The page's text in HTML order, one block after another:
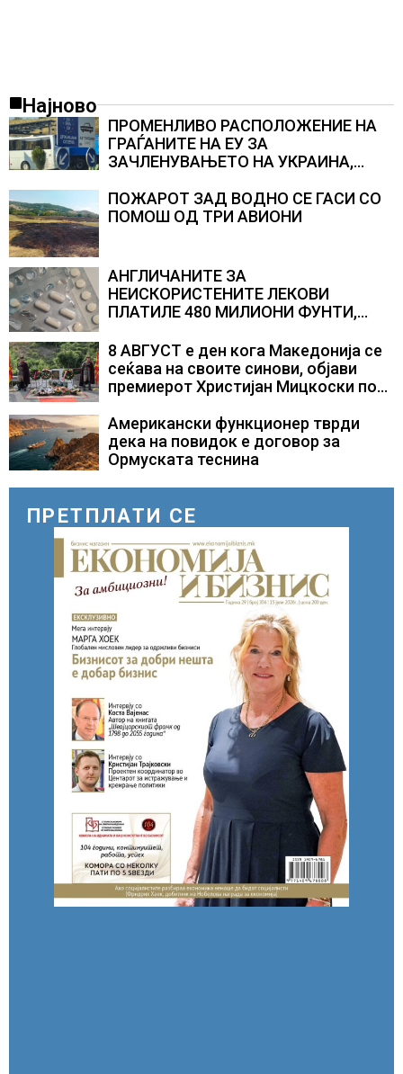
Најново
ПРОМЕНЛИВО РАСПОЛОЖЕНИЕ НА
ГРАЃАНИТЕ НА ЕУ ЗА
ЗАЧЛЕНУВАЊЕТО НА УКРАИНА,
Полска, Франција и Германија
ПОЖАРОТ ЗАД ВОДНО СЕ ГАСИ СО
ПОМОШ ОД ТРИ АВИОНИ
АНГЛИЧАНИТЕ ЗА
НЕИСКОРИСТЕНИТЕ ЛЕКОВИ
ПЛАТИЛЕ 480 МИЛИОНИ ФУНТИ,
само лекови што навистина им се
потребни
8 АВГУСТ е ден кога Македонија се
сеќава на своите синови, објави
премиерот Христијан Мицкоски по
загинувањето на десетмината
прилепски бранители
Американски функционер тврди
дека на повидок е договор за
Ормуската теснина
ПРЕТПЛАТИ СЕ